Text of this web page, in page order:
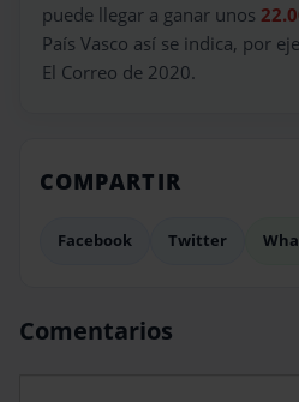
puede llegar a ganar unos
País Vasco así se indica, por
El Correo de 2020.
COMPARTIR
Facebook Twitter
Comentarios